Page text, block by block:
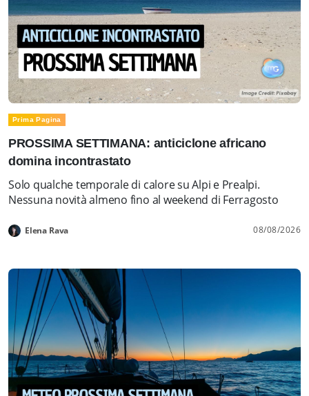
Prima Pagina
PROSSIMA SETTIMANA: anticiclone africano
domina incontrastato
Solo qualche temporale di calore su Alpi e Prealpi.
Nessuna novità almeno fino al weekend di Ferragosto
Elena Rava 08/08/2026